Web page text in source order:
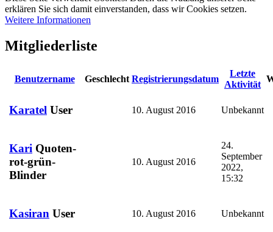
erklären Sie sich damit einverstanden, dass wir Cookies setzen.
Weitere Informationen
Mitgliederliste
Benutzername Geschlecht Registrierungsdatum
Letzte
Aktivität
Karatel User 10. August 2016 Unbekannt
Kari Quoten-
rot-grün-
Blinder
10. August 2016
24.
September
2022,
15:32
Kasiran User 10. August 2016 Unbekannt